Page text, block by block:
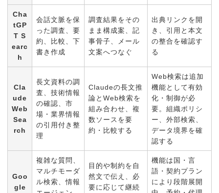
Cha
tGP
T S
earc
h
会話文脈を保
った調査、要
約、比較、下
書き作成
調査結果をその
まま構成案、記
事骨子、メール
文案へつなぐ
出典リンクを開
き、引用と本文
の整合を確認す
る
Cla
ude
Web
Sea
rch
長文資料の調
査、技術情報
の確認、市
場・業界情報
の引用付き整
理
Claudeの長文推
論とWeb検索を
組み合わせ、複
数ソースを要
約・比較する
Web検索は追加
機能として有効
化・制御が必
要。組織ポリシ
ー、外部検索、
データ境界を確
認する
Goo
gle
複雑な質問、
マルチモーダ
ル検索、情報
目的や制約を自
然文で伝え、必
要に応じて継続
機能は国・言
語・契約プラン
により段階展開